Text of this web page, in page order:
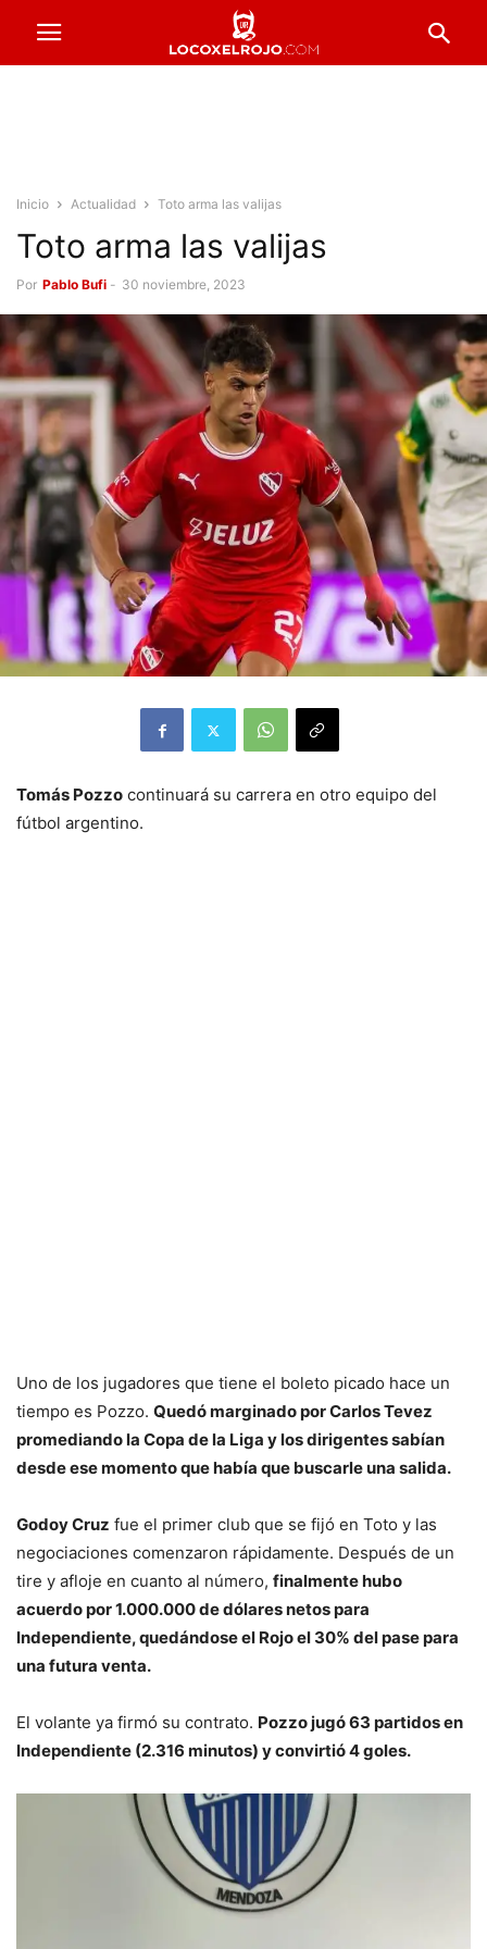
Inicio Actualidad Toto arma las valijas
Toto arma las valijas
Por Pablo Bufi - 30 noviembre, 2023
Tomás Pozzo continuará su carrera en otro equipo del
fútbol argentino.
Uno de los jugadores que tiene el boleto picado hace un
tiempo es Pozzo. Quedó marginado por Carlos Tevez
promediando la Copa de la Liga y los dirigentes sabían
desde ese momento que había que buscarle una salida.
Godoy Cruz fue el primer club que se fijó en Toto y las
negociaciones comenzaron rápidamente. Después de un
tire y afloje en cuanto al número, finalmente hubo
acuerdo por 1.000.000 de dólares netos para
Independiente, quedándose el Rojo el 30% del pase para
una futura venta.
El volante ya firmó su contrato. Pozzo jugó 63 partidos en
Independiente (2.316 minutos) y convirtió 4 goles.